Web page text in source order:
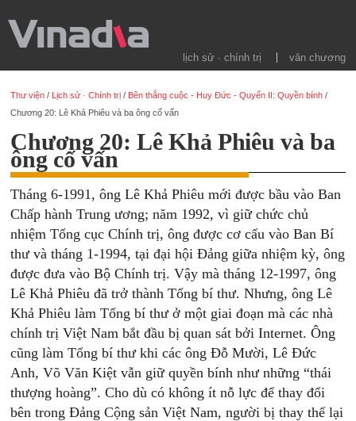
lịch sử · chính trị văn chương
Thư viện / Lịch sử · Chính trị / Bên thắng cuộc - Huy Đức - Quyển II: Quyền bính /
Chương 20: Lê Khả Phiêu và ba ông cố vấn
Chương 20: Lê Khả Phiêu và ba
ông cố vấn
Tháng 6-1991, ông Lê Khả Phiêu mới được bầu vào Ban
Chấp hành Trung ương; năm 1992, vì giữ chức chủ
nhiệm Tổng cục Chính trị, ông được cơ cấu vào Ban Bí
thư và tháng 1-1994, tại đại hội Đảng giữa nhiệm kỳ, ông
được đưa vào Bộ Chính trị. Vậy mà tháng 12-1997, ông
Lê Khả Phiêu đã trở thành Tổng bí thư. Nhưng, ông Lê
Khả Phiêu làm Tổng bí thư ở một giai đoạn mà các nhà
chính trị Việt Nam bắt đầu bị quan sát bởi Internet. Ông
cũng làm Tổng bí thư khi các ông Đỗ Mười, Lê Đức
Anh, Võ Văn Kiệt vẫn giữ quyền bính như những “thái
thượng hoàng”. Cho dù có không ít nỗ lực để thay đổi
bên trong Đảng Cộng sản Việt Nam, người bị thay thế lại